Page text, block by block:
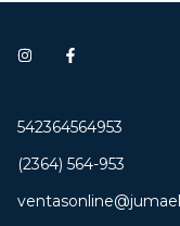
542364564953
(2364) 564-953